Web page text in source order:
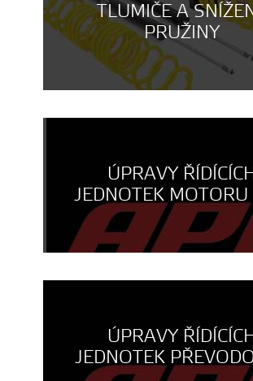
TLUMIČE A
PRUŽINY
ÚPRAVY
JEDNOTEK MOTORU
ÚPRAVY
JEDNOTEK